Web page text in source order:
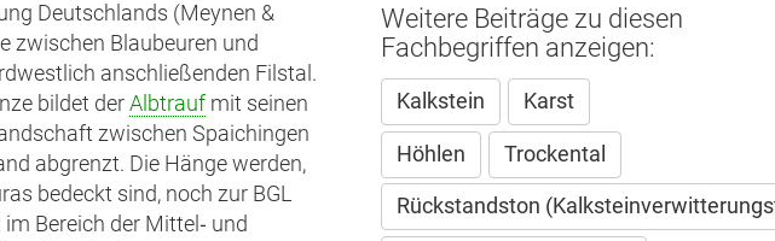
Deutschlands (Meynen &
zwischen Blaubeuren und
anschließenden Filstal.
bildet der Albtrauf mit seinen
zwischen Spaichingen
abgrenzt. Die Hänge werden,
bedeckt sind, noch zur BGL
Bereich der Mittel‑ und
Weitere Beiträge zu diesen
Fachbegriffen anzeigen:
Kalkstein Karst
Höhlen Trockental
Rückstandston